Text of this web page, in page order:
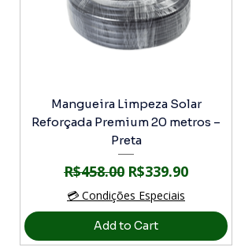
Mangueira Limpeza Solar
Reforçada Premium 20 metros –
Preta
Regular Price
R$458.00 Sale Price
R$339.90
💳 Condições Especiais
Add to Cart